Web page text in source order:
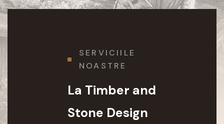
SERVICIILE
NOASTRE
La Timber and
Stone Design